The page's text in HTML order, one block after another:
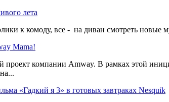
лета
к комоду, все - на диван смотреть новые
Mama!
проект компании Amway. В рамках этой
«Гадкий я 3» в готовых завтраках Nesquik